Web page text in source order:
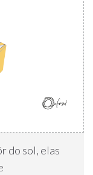
do sol, elas